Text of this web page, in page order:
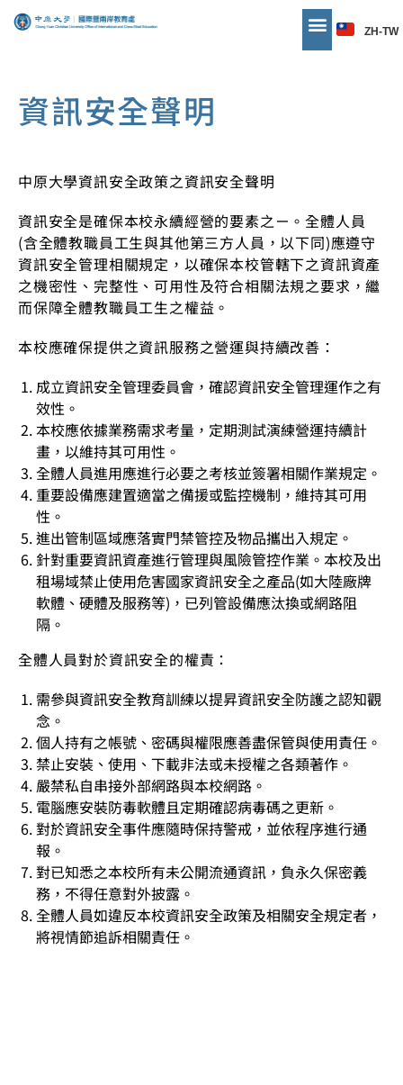
ZH-TW
資訊安全聲明
中原大學資訊安全政策之資訊安全聲明
資訊安全是確保本校永續經營的要素之ㄧ。全體人員
(含全體教職員工生與其他第三方人員，以下同)應遵守
資訊安全管理相關規定，以確保本校管轄下之資訊資產
之機密性、完整性、可用性及符合相關法規之要求，繼
而保障全體教職員工生之權益。
本校應確保提供之資訊服務之營運與持續改善：
成立資訊安全管理委員會，確認資訊安全管理運作之有
效性。
本校應依據業務需求考量，定期測試演練營運持續計
畫，以維持其可用性。
全體人員進用應進行必要之考核並簽署相關作業規定。
重要設備應建置適當之備援或監控機制，維持其可用
性。
進出管制區域應落實門禁管控及物品攜出入規定。
針對重要資訊資產進行管理與風險管控作業。本校及出
租場域禁止使用危害國家資訊安全之產品(如大陸廠牌
軟體、硬體及服務等)，已列管設備應汰換或網路阻
隔。
全體人員對於資訊安全的權責：
需參與資訊安全教育訓練以提昇資訊安全防護之認知觀
念。
個人持有之帳號、密碼與權限應善盡保管與使用責任。
禁止安裝、使用、下載非法或未授權之各類著作。
嚴禁私自串接外部網路與本校網路。
電腦應安裝防毒軟體且定期確認病毒碼之更新。
對於資訊安全事件應隨時保持警戒，並依程序進行通
報。
對已知悉之本校所有未公開流通資訊，負永久保密義
務，不得任意對外披露。
全體人員如違反本校資訊安全政策及相關安全規定者，
將視情節追訴相關責任。